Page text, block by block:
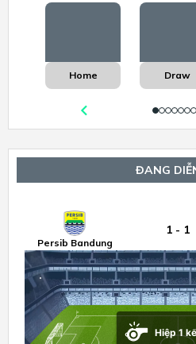
Home Draw
ĐANG
Persib Bandung
1- 1